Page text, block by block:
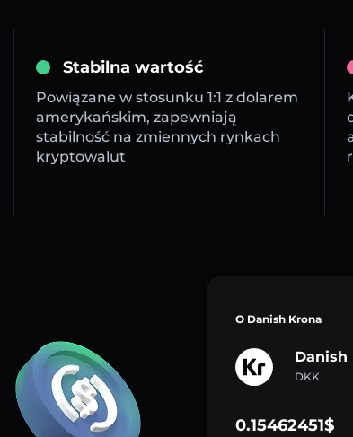
Stabilna wartość
Powiązane w stosunku 1:1 z dolarem
amerykańskim, zapewniają
stabilność na zmiennych rynkach
kryptowalut
O Danish Krona
Danish
DKK
0.15462451$